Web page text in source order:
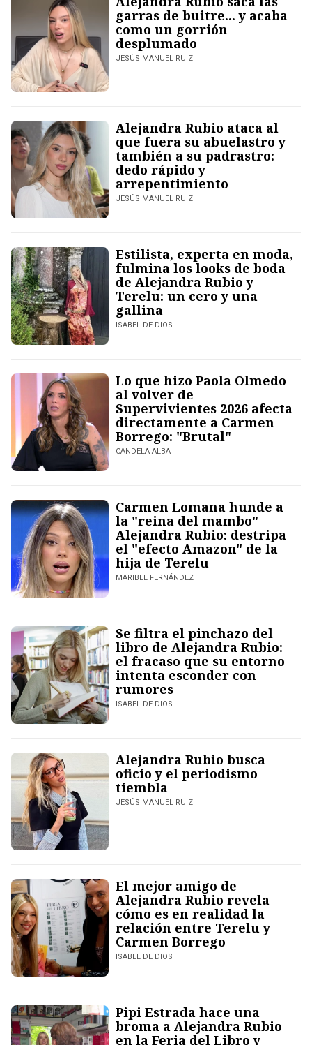
garras de buitre... y acaba
como un gorrión
desplumado
JESÚS MANUEL RUIZ
Alejandra Rubio ataca al
que fuera su abuelastro y
también a su padrastro:
dedo rápido y
arrepentimiento
JESÚS MANUEL RUIZ
Estilista, experta en moda,
fulmina los looks de boda
de Alejandra Rubio y
Terelu: un cero y una
gallina
ISABEL DE DIOS
Lo que hizo Paola Olmedo
al volver de
Supervivientes 2026 afecta
directamente a Carmen
Borrego: "Brutal"
CANDELA ALBA
Carmen Lomana hunde a
la "reina del mambo"
Alejandra Rubio: destripa
el "efecto Amazon" de la
hija de Terelu
MARIBEL FERNÁNDEZ
Se filtra el pinchazo del
libro de Alejandra Rubio:
el fracaso que su entorno
intenta esconder con
rumores
ISABEL DE DIOS
Alejandra Rubio busca
oficio y el periodismo
tiembla
JESÚS MANUEL RUIZ
El mejor amigo de
Alejandra Rubio revela
cómo es en realidad la
relación entre Terelu y
Carmen Borrego
ISABEL DE DIOS
Pipi Estrada hace una
broma a Alejandra Rubio
en la Feria del Libro y